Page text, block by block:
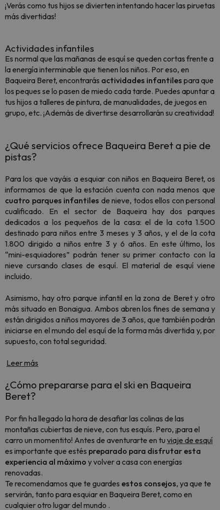
¡Verás como tus hijos se divierten intentando hacer las piruetas
más divertidas!
Actividades infantiles
Es normal que las mañanas de esquí se queden cortas frente a
la energía interminable que tienen los niños. Por eso, en
Baqueira Beret, encontrarás actividades infantiles para que
los peques se lo pasen de miedo cada tarde. Puedes apuntar a
tus hijos a talleres de pintura, de manualidades, de juegos en
grupo, etc. ¡Además de divertirse desarrollarán su creatividad!
¿Qué servicios ofrece Baqueira Beret a pie de
pistas?
Para los que vayáis a esquiar con niños en Baqueira Beret, os
informamos de que la estación cuenta con nada menos que
cuatro parques infantiles de nieve, todos ellos con personal
cualificado. En el sector de Baqueira hay dos parques
dedicados a los pequeños de la casa: el de la cota 1.500
destinado para niños entre 3 meses y 3 años, y el de la cota
1.800 dirigido a niños entre 3 y 6 años. En este último, los
“mini-esquiadores” podrán tener su primer contacto con la
nieve cursando clases de esquí. El material de esquí viene
incluido.
Asimismo, hay otro parque infantil en la zona de Beret y otro
más situado en Bonaigua. Ambos abren los fines de semana y
están dirigidos a niños mayores de 3 años, que también podrán
iniciarse en el mundo del esquí de la forma más divertida y, por
supuesto, con total seguridad.
Leer más
¿Cómo prepararse para el ski en Baqueira
Beret?
Por fin ha llegado la hora de desafiar las colinas de las
montañas cubiertas de nieve, con tus esquís. Pero, ¡para el
carro un momentito! Antes de aventurarte en tu viaje de esquí
es importante que estés preparado para disfrutar esta
experiencia al máximo y volver a casa con energías
renovadas.
Te recomendamos que te guardes estos consejos, ya que te
servirán, tanto para esquiar en Baqueira Beret, como en
cualquier otro lugar del mundo .